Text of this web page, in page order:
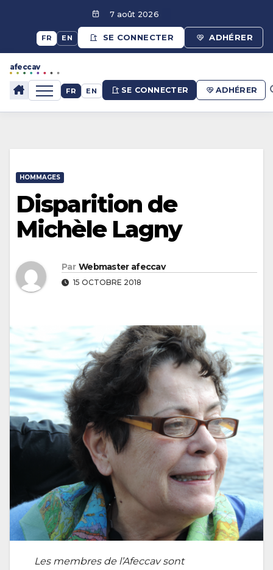
contenu
7 août 2026
FR EN SE CONNECTER ADHÉRER
afeccav
afeccav
FR EN SE CONNECTER ADHÉRER
HOMMAGES
Disparition de
Michèle Lagny
Par Webmaster afeccav
15 OCTOBRE 2018
Les membres de l’Afeccav sont